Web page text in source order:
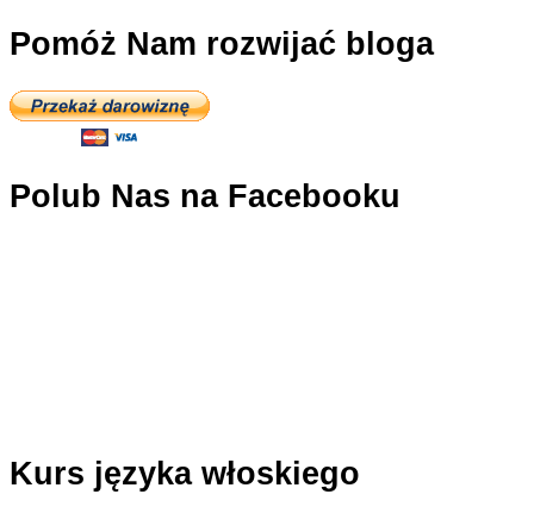
Pomóż Nam rozwijać bloga
Polub Nas na Facebooku
Kurs języka włoskiego